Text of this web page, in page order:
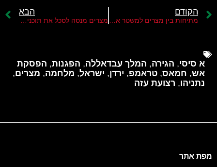
הקודם הבא
א סיסי, הגירה, המלך עבדאללה, הפגנות, הפסקת
אש, חמאס, טראמפ, ירדן, ישראל, מלחמה, מצרים,
נתניהו, רצועת עזה
מפת אתר